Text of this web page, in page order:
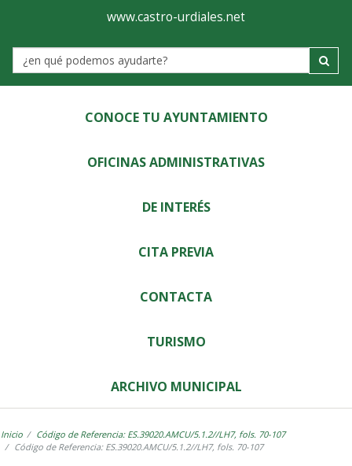
Ayuntamiento
de
Castro-
Urdiales
www.castro-urdiales.net
Label
CONOCE TU AYUNTAMIENTO
OFICINAS ADMINISTRATIVAS
DE INTERÉS
CITA PREVIA
CONTACTA
TURISMO
ARCHIVO MUNICIPAL
Inicio
Código de Referencia: ES.39020.AMCU/5.1.2//LH7, fols. 70-107
Código de Referencia: ES.39020.AMCU/5.1.2//LH7, fols. 70-107